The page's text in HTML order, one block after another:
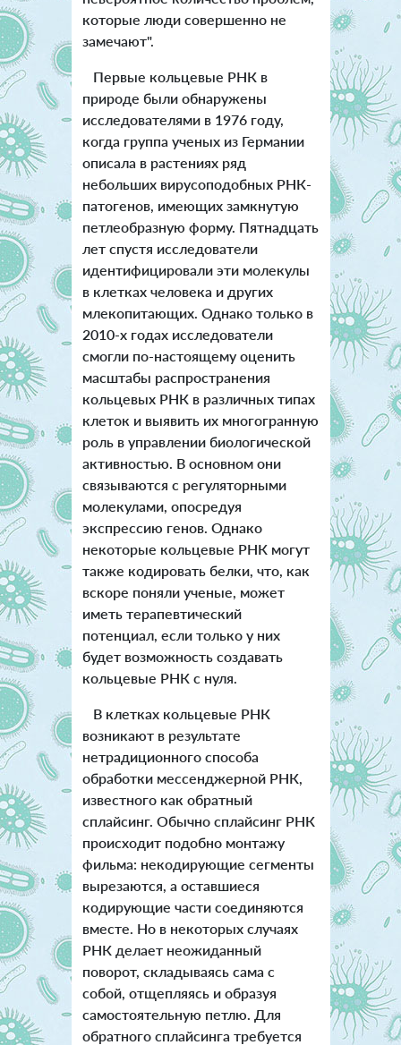
которые люди совершенно не
замечают".
Первые кольцевые РНК в
природе были обнаружены
исследователями в 1976 году,
когда группа ученых из Германии
описала в растениях ряд
небольших вирусоподобных РНК-
патогенов, имеющих замкнутую
петлеобразную форму. Пятнадцать
лет спустя исследователи
идентифицировали эти молекулы
в клетках человека и других
млекопитающих. Однако только в
2010-х годах исследователи
смогли по-настоящему оценить
масштабы распространения
кольцевых РНК в различных типах
клеток и выявить их многогранную
роль в управлении биологической
активностью. В основном они
связываются с регуляторными
молекулами, опосредуя
экспрессию генов. Однако
некоторые кольцевые РНК могут
также кодировать белки, что, как
вскоре поняли ученые, может
иметь терапевтический
потенциал, если только у них
будет возможность создавать
кольцевые РНК с нуля.
В клетках кольцевые РНК
возникают в результате
нетрадиционного способа
обработки мессенджерной РНК,
известного как обратный
сплайсинг. Обычно сплайсинг РНК
происходит подобно монтажу
фильма: некодирующие сегменты
вырезаются, а оставшиеся
кодирующие части соединяются
вместе. Но в некоторых случаях
РНК делает неожиданный
поворот, складываясь сама с
собой, отщепляясь и образуя
самостоятельную петлю. Для
обратного сплайсинга требуется